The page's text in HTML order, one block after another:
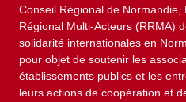
Conseil Régional de Normandie,
Régional Multi-Acteurs (RRMA)
solidarité internationales en
pour objet de soutenir les
établissements publics et les
leurs actions de coopération et